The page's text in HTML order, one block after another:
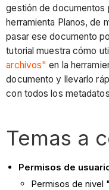
gestión de documentos
herramienta Planos, de
pasar ese documento
tutorial muestra cómo
archivos" en la
documento y llevarlo
con todos los
Temas a
Permisos de
Permisos de nivel